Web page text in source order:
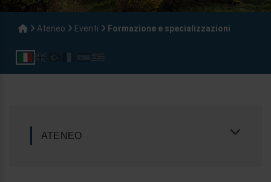
Ateneo Eventi Formazione e specializzazioni
ATENEO